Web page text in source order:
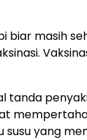
masih
tanda
yang